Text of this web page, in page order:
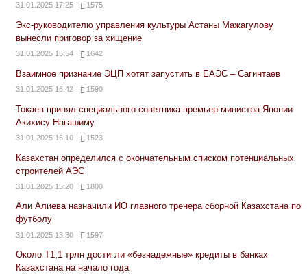
31.01.2025 17:25 1575
Экс-руководителю управления культуры Астаны Мажагулову
вынесли приговор за хищение
31.01.2025 16:54 1642
Взаимное признание ЭЦП хотят запустить в ЕАЭС – Сагинтаев
31.01.2025 16:42 1590
Токаев принял специального советника премьер-министра Японии
Акихису Нагашиму
31.01.2025 16:10 1523
Казахстан определился с окончательным списком потенциальных
строителей АЭС
31.01.2025 15:20 1800
Али Алиева назначили ИО главного тренера сборной Казахстана по
футболу
31.01.2025 13:30 1597
Около Т1,1 трлн достигли «безнадежные» кредиты в банках
Казахстана на начало года